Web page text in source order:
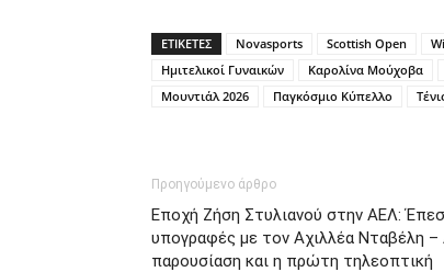
ΕΤΙΚΕΤΕΣ Novasports Scottish Open
Ημιτελικοί Γυναικών
Καρολίνα Μούχοβα
Μουντιάλ 2026
Παγκόσμιο Κύπελλο
Προηγούμενο άρθρο
Εποχή Ζήση Στυλιανού στην ΑΕΛ:
υπογραφές με τον Αχιλλέα Νταβέλη –
παρουσίαση και η πρώτη τηλεοπτική